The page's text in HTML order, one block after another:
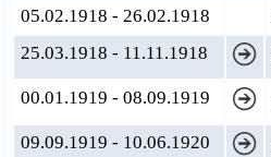
05.02.1918 - 26.02.1918
25.03.1918 - 11.11.1918
00.01.1919 - 08.09.1919
09.09.1919 - 10.06.1920